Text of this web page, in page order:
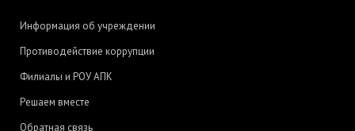
Информация об учреждении
Противодействие коррупции
Филиалы и РОУ АПК
Решаем вместе
Обратная связь